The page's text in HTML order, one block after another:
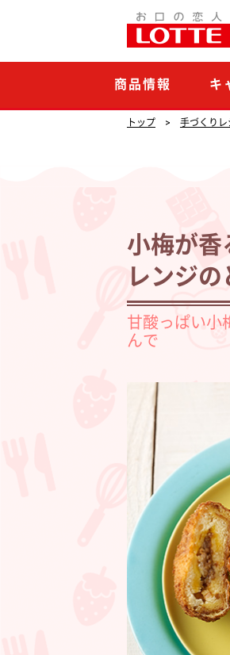
香
商品情報 キ
トップ 手づくりレ
小梅が香
レンジ
甘酸っぱい小
んで